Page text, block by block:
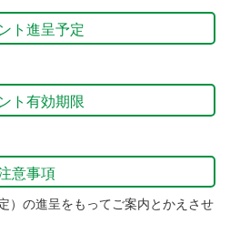
ト進呈予定
ト有効期限
意事項
）の進呈をもってご案内とかえさせ